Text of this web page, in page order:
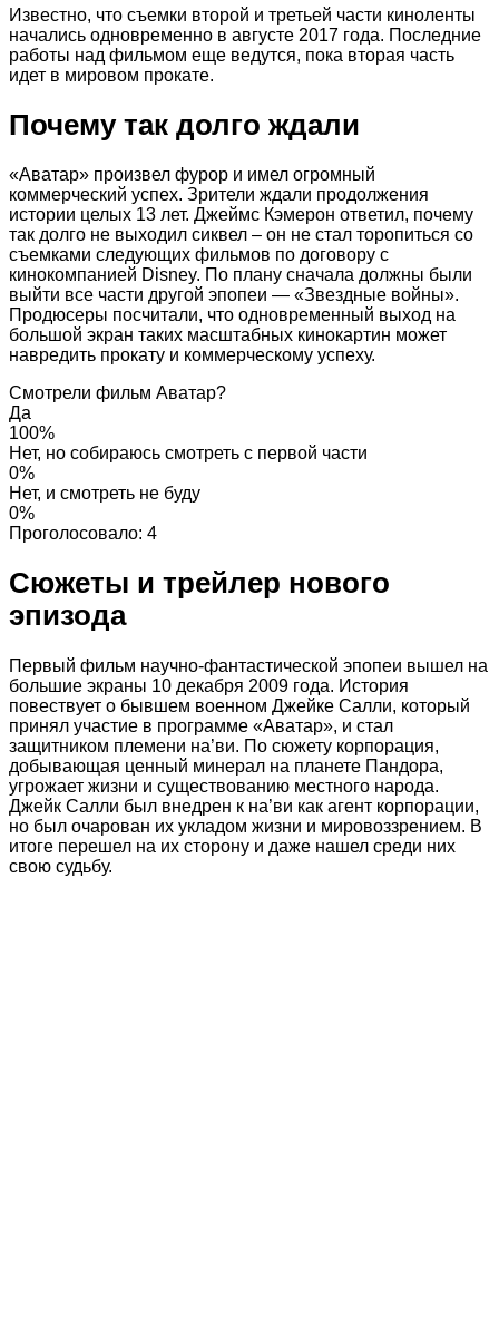
Известно, что съемки второй и третьей части киноленты
начались одновременно в августе 2017 года. Последние
работы над фильмом еще ведутся, пока вторая часть
идет в мировом прокате.
Почему так долго ждали
«Аватар» произвел фурор и имел огромный
коммерческий успех. Зрители ждали продолжения
истории целых 13 лет. Джеймс Кэмерон ответил, почему
так долго не выходил сиквел – он не стал торопиться со
съемками следующих фильмов по договору с
кинокомпанией Disney. По плану сначала должны были
выйти все части другой эпопеи — «Звездные войны».
Продюсеры посчитали, что одновременный выход на
большой экран таких масштабных кинокартин может
навредить прокату и коммерческому успеху.
Смотрели фильм Аватар?
Да
100%
Нет, но собираюсь смотреть с первой части
0%
Нет, и смотреть не буду
0%
Проголосовало: 4
Сюжеты и трейлер нового
эпизода
Первый фильм научно-фантастической эпопеи вышел на
большие экраны 10 декабря 2009 года. История
повествует о бывшем военном Джейке Салли, который
принял участие в программе «Аватар», и стал
защитником племени на’ви. По сюжету корпорация,
добывающая ценный минерал на планете Пандора,
угрожает жизни и существованию местного народа.
Джейк Салли был внедрен к на’ви как агент корпорации,
но был очарован их укладом жизни и мировоззрением. В
итоге перешел на их сторону и даже нашел среди них
свою судьбу.